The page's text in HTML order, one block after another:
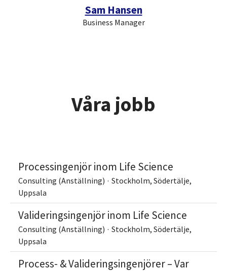
Sam Hansen
Business Manager
Våra jobb
Processingenjör inom Life Science
Consulting (Anställning) · Stockholm, Södertälje,
Uppsala
Valideringsingenjör inom Life Science
Consulting (Anställning) · Stockholm, Södertälje,
Uppsala
Process- & Valideringsingenjörer – Var